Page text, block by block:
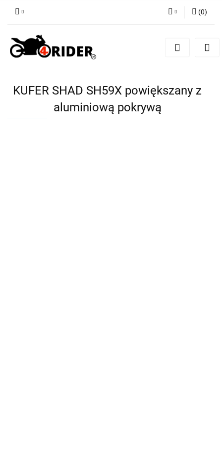
Zarejestruj się
(0)
KUFER SHAD SH59X powiększany z
aluminiową pokrywą